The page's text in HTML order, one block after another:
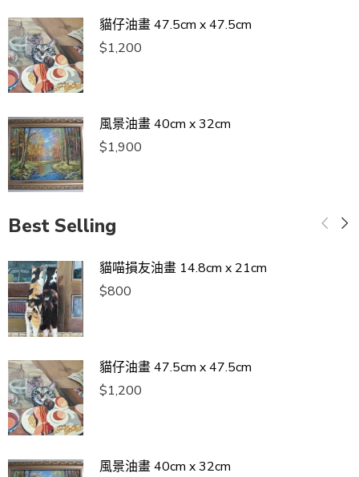
貓仔油畫 47.5cm x 47.5cm
$1,200
風景油畫 40cm x 32cm
$1,900
Best Selling
貓喵損友油畫 14.8cm x 21cm
$800
貓仔油畫 47.5cm x 47.5cm
$1,200
風景油畫 40cm x 32cm